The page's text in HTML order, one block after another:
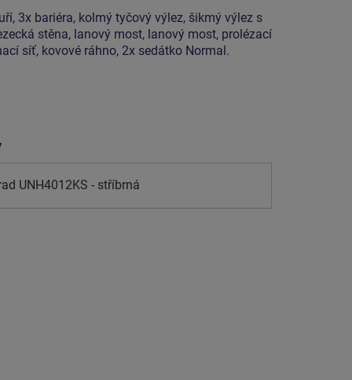
3x bariéra, kolmý tyčový výlez, šikmý výlez s
stěna, lanový most, lanový most, prolézací
síť, kovové ráhno, 2x sedátko Normal.
UNH4012KS - stříbrná